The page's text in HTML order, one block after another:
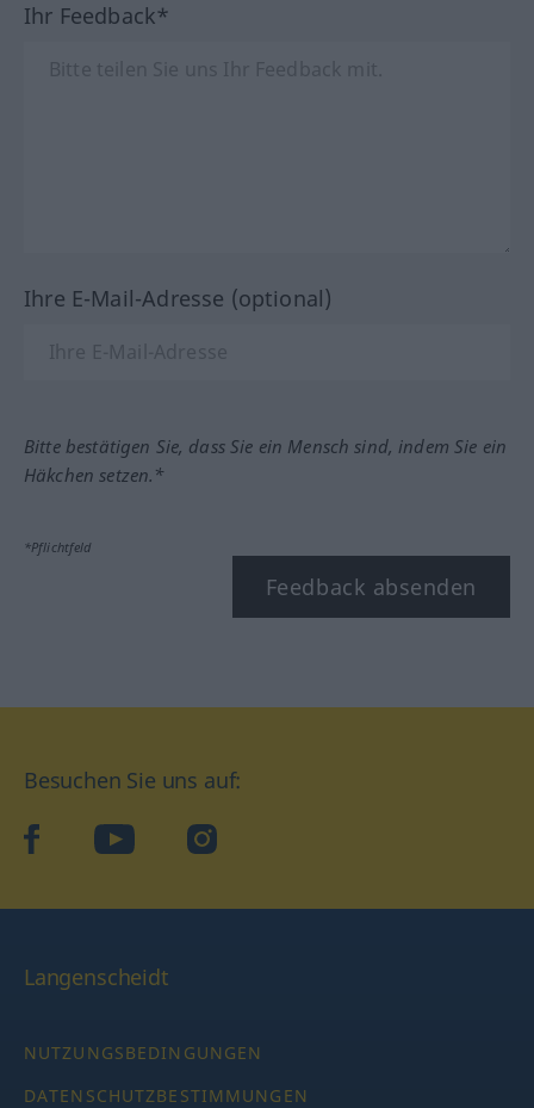
Ihr Feedback*
Ihre E-Mail-Adresse (optional)
Bitte bestätigen Sie, dass Sie ein Mensch sind, indem Sie ein
Häkchen setzen.*
*Pflichtfeld
Feedback absenden
Besuchen Sie uns auf:
facebookYouTube Instagram
Langenscheidt
NUTZUNGSBEDINGUNGEN
DATENSCHUTZBESTIMMUNGEN